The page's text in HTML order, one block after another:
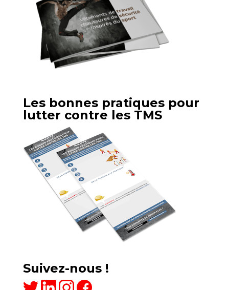
Les bonnes pratiques pour
lutter contre les TMS
Suivez-nous !